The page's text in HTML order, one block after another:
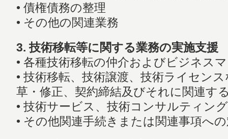
• 債権債務の整理
• その他の関連業務
3. 技術移転等に関する業務の実施支援
• 各種技術移転の仲介およびビジネス
• 技術移転、技術譲渡、技術ライセン
草・修正、契約締結及びそれに関連す
• 技術サービス、技術コンサルティン
• その他関連手続きまたは関連事項へ